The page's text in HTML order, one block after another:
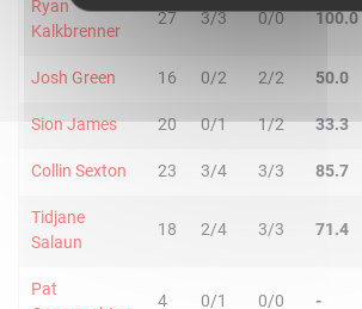
Ryan
Kalkbrenner
27 3/3 0/0 100.0
Josh Green 16 0/2 2/2 50.0
Sion James 20 0/1 1/2 33.3
Collin Sexton 23 3/4 3/3 85.7
Tidjane
Salaun
18 2/4 3/3 71.4
Pat
4 0/1 0/0 -